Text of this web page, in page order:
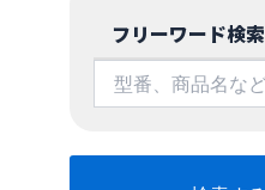
フリーワード検索